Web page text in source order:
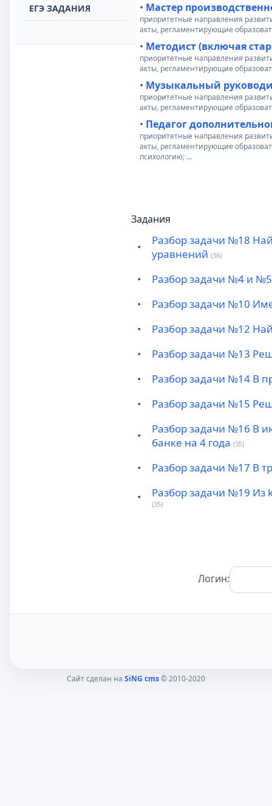
ЕГЭ ЗАДАНИЯ • Мастер
приоритетные направления
акты, регламентирующие
• Методист (включая
приоритетные направления
акты, регламентирующие
• Музыкальный
приоритетные направления
акты, регламентирующие
• Педагог
приоритетные направления
акты, регламентирующие
психологию; ...
Задания
•
Разбор задачи №18
уравнений (36)
•
Разбор задачи №4 и №5
•
Разбор задачи №10
•
Разбор задачи №12
•
Разбор задачи №13
•
Разбор задачи №14 В
•
Разбор задачи №15
•
Разбор задачи №16 В
банке на 4 года (35)
• Разбор задачи №17 В
• Разбор задачи №19 Из
(35)
Логин:
Сайт сделан на SiNG cms© 2010-2020